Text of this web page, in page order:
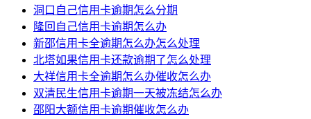
洞口自己信用卡逾期怎么分期
隆回自己信用卡逾期怎么办
新邵信用卡全逾期怎么办怎么处理
北塔如果信用卡还款逾期了怎么处理
大祥信用卡全逾期怎么办催收怎么办
双清民生信用卡逾期一天被冻结怎么办
邵阳大额信用卡逾期催收怎么办